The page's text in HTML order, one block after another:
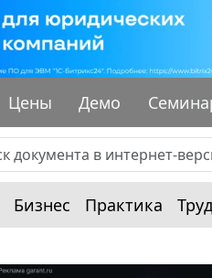
Цены Демо
Бизнес Практика Труд